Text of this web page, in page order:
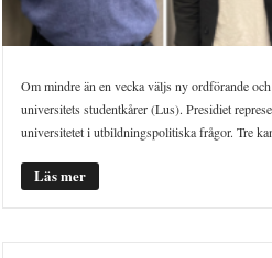
Om mindre än en vecka väljs ny ordförande
universitets studentkårer (Lus). Presidiet
universitetet i utbildningspolitiska frågor. Tre
Läs mer